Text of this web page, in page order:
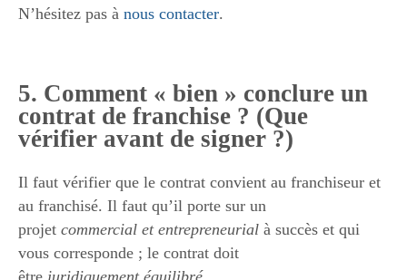
N’hésitez pas à nous contacter.
5. Comment « bien » conclure un
contrat de franchise ? (Que
vérifier avant de signer ?)
Il faut vérifier que le contrat convient au franchiseur et
au franchisé. Il faut qu’il porte sur un
projet commercial et entrepreneurial à succès et qui
vous corresponde ; le contrat doit